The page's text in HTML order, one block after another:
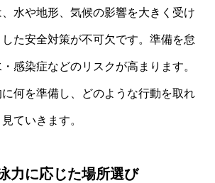
水や地形、気候の影響を大きく受け
た安全対策が不可欠です。準備を怠
感染症などのリスクが高まります。
何を準備し、どのような行動を取れ
ていきます。
力に応じた場所選び